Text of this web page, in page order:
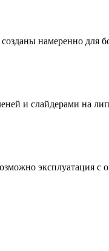
намеренно для
и слайдерами на
эксплуатация с